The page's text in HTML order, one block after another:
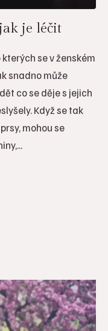
je léčit
se v ženském
snadno může
co se děje s jejich
Když se tak
mohou se